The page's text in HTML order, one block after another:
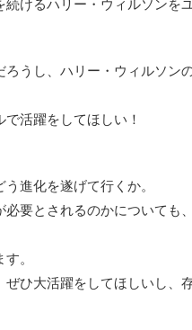
けるハリー・ウィルソンを
うし、ハリー・ウィルソン
活躍をしてほしい！
進化を遂げて行くか。
要とされるのかについても
。
ひ大活躍をしてほしいし、